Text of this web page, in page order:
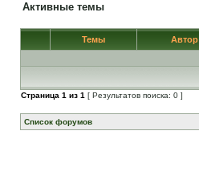
Активные темы
Темы Автор
Страница 1 из 1 [ Результатов поиска: 0 ]
Список форумов